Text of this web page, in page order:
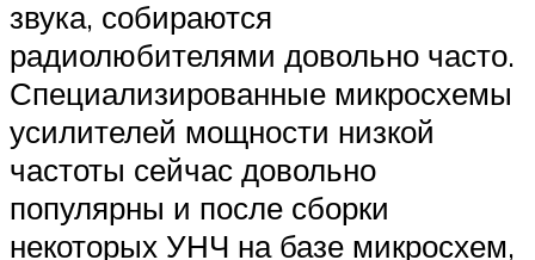
звука, собираются
радиолюбителями довольно часто.
Специализированные микросхемы
усилителей мощности низкой
частоты сейчас довольно
популярны и после сборки
некоторых УНЧ на базе микросхем,